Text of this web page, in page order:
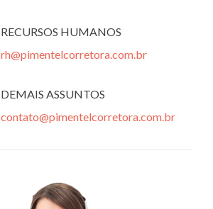
RECURSOS HUMANOS
rh@pimentelcorretora.com.br
DEMAIS ASSUNTOS
contato@pimentelcorretora.com.br